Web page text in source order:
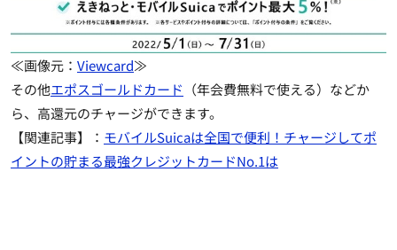
≪画像元： Viewcard≫
その他エポスゴールドカード （年会費無料で使える）などか
ら、高還元のチャージができます。
【関連記事】： モバイルSuicaは全国で便利！チャージしてポ
イントの貯まる最強クレジットカードNo.1は